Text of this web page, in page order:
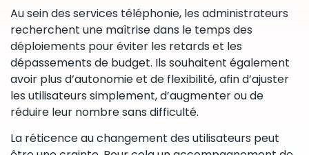
Au sein des services téléphonie, les administrateurs
recherchent une maîtrise dans le temps des
déploiements pour éviter les retards et les
dépassements de budget. Ils souhaitent également
avoir plus d’autonomie et de flexibilité, afin d’ajuster
les utilisateurs simplement, d’augmenter ou de
réduire leur nombre sans difficulté.
La réticence au changement des utilisateurs peut